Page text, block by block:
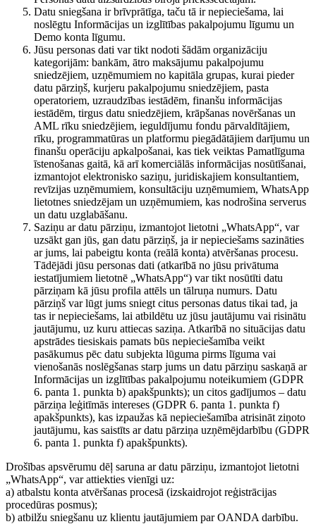
Datu sniegšana ir brīvprātīga, taču tā ir nepieciešama, lai
noslēgtu Informācijas un izglītības pakalpojumu līgumu un
Demo konta līgumu.
Jūsu personas dati var tikt nodoti šādām organizāciju
kategorijām: bankām, ātro maksājumu pakalpojumu
sniedzējiem, uzņēmumiem no kapitāla grupas, kurai pieder
datu pārziņš, kurjeru pakalpojumu sniedzējiem, pasta
operatoriem, uzraudzības iestādēm, finanšu informācijas
iestādēm, tirgus datu sniedzējiem, krāpšanas novēršanas un
AML rīku sniedzējiem, ieguldījumu fondu pārvaldītājiem,
rīku, programmatūras un platformu piegādātājiem darījumu un
finanšu operāciju apkalpošanai, kas tiek veiktas Pamatlīguma
īstenošanas gaitā, kā arī komerciālās informācijas nosūtīšanai,
izmantojot elektronisko saziņu, juridiskajiem konsultantiem,
revīzijas uzņēmumiem, konsultāciju uzņēmumiem, WhatsApp
lietotnes sniedzējam un uzņēmumiem, kas nodrošina serverus
un datu uzglabāšanu.
Saziņu ar datu pārziņu, izmantojot lietotni „WhatsApp“, var
uzsākt gan jūs, gan datu pārziņš, ja ir nepieciešams sazināties
ar jums, lai pabeigtu konta (reālā konta) atvēršanas procesu.
Tādējādi jūsu personas dati (atkarībā no jūsu privātuma
iestatījumiem lietotnē „WhatsApp“) var tikt nosūtīti datu
pārziņam kā jūsu profila attēls un tālruņa numurs. Datu
pārziņš var lūgt jums sniegt citus personas datus tikai tad, ja
tas ir nepieciešams, lai atbildētu uz jūsu jautājumu vai risinātu
jautājumu, uz kuru attiecas saziņa. Atkarībā no situācijas datu
apstrādes tiesiskais pamats būs nepieciešamība veikt
pasākumus pēc datu subjekta lūguma pirms līguma vai
vienošanās noslēgšanas starp jums un datu pārziņu saskaņā ar
Informācijas un izglītības pakalpojumu noteikumiem (GDPR
6. panta 1. punkta b) apakšpunkts); un citos gadījumos – datu
pārziņa leģitīmās intereses (GDPR 6. panta 1. punkta f)
apakšpunkts), kas izpaužas kā nepieciešamība atrisināt ziņoto
jautājumu, kas saistīts ar datu pārziņa uzņēmējdarbību (GDPR
6. panta 1. punkta f) apakšpunkts).
Drošības apsvērumu dēļ saruna ar datu pārziņu, izmantojot lietotni
„WhatsApp“, var attiekties vienīgi uz:
a) atbalstu konta atvēršanas procesā (izskaidrojot reģistrācijas
procedūras posmus);
b) atbilžu sniegšanu uz klientu jautājumiem par OANDA darbību.